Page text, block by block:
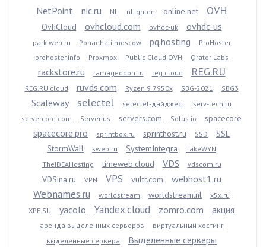
NetPoint nic.ru NL nLighten online.net OVH
OvhCloud ovhcloud.com ovhdc-uk ovhdc-us
park-web.ru Ponaehali.moscow pq.hosting
ProHoster
prohoster.info
Proxmox Public Cloud OVH Qrator Labs
rackstore.ru ramageddon.ru reg.cloud REG.RU
REG.RU cloud ruvds.com Ryzen 9 7950x SBG-2021 SBG3
Scaleway selectel selectel-дайджест
serv-tech.ru
servercore.com
Serverius servers.com Solus.io spacecore
spacecore.pro sprintbox.ru sprinthost.ru SSD
SSL
StormWall
sweb.ru SystemIntegra
TakeWYN
TheIDEAHosting
timeweb.cloud VDS vdscom.ru
VDSina.ru VPN VPS vultr.com webhost1.ru
Webnames.ru worldstream worldstream.nl
x5x.ru
XPE.SU
yacolo Yandex.cloud zomro.com акция
аренда выделенных серверов
виртуальный хостинг
выделенные сервера
Выделенные серверы